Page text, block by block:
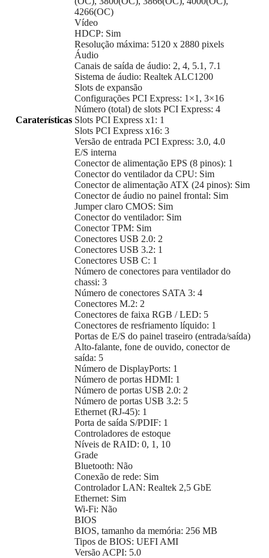
Caraterísticas
4266(OC)
Vídeo
HDCP: Sim
Resolução máxima: 5120 x 2880 pixels
Áudio
Canais de saída de áudio: 2, 4, 5.1, 7.1
Sistema de áudio: Realtek ALC1200
Slots de expansão
Configurações PCI Express: 1×1, 3×16
Número (total) de slots PCI Express: 4
Slots PCI Express x1: 1
Slots PCI Express x16: 3
Versão de entrada PCI Express: 3.0, 4.0
E/S interna
Conector de alimentação EPS (8 pinos): 1
Conector do ventilador da CPU: Sim
Conector de alimentação ATX (24 pinos): Sim
Conector de áudio no painel frontal: Sim
Jumper claro CMOS: Sim
Conector do ventilador: Sim
Conector TPM: Sim
Conectores USB 2.0: 2
Conectores USB 3.2: 1
Conectores USB C: 1
Número de conectores para ventilador do
chassi: 3
Número de conectores SATA 3: 4
Conectores M.2: 2
Conectores de faixa RGB / LED: 5
Conectores de resfriamento líquido: 1
Portas de E/S do painel traseiro (entrada/saída)
Alto-falante, fone de ouvido, conector de
saída: 5
Número de DisplayPorts: 1
Número de portas HDMI: 1
Número de portas USB 2.0: 2
Número de portas USB 3.2: 5
Ethernet (RJ-45): 1
Porta de saída S/PDIF: 1
Controladores de estoque
Níveis de RAID: 0, 1, 10
Grade
Bluetooth: Não
Conexão de rede: Sim
Controlador LAN: Realtek 2,5 GbE
Ethernet: Sim
Wi-Fi: Não
BIOS
BIOS, tamanho da memória: 256 MB
Tipos de BIOS: UEFI AMI
Versão ACPI: 5.0